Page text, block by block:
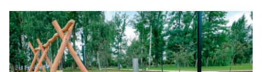
Книги
Выставки
Пресс-
релизы